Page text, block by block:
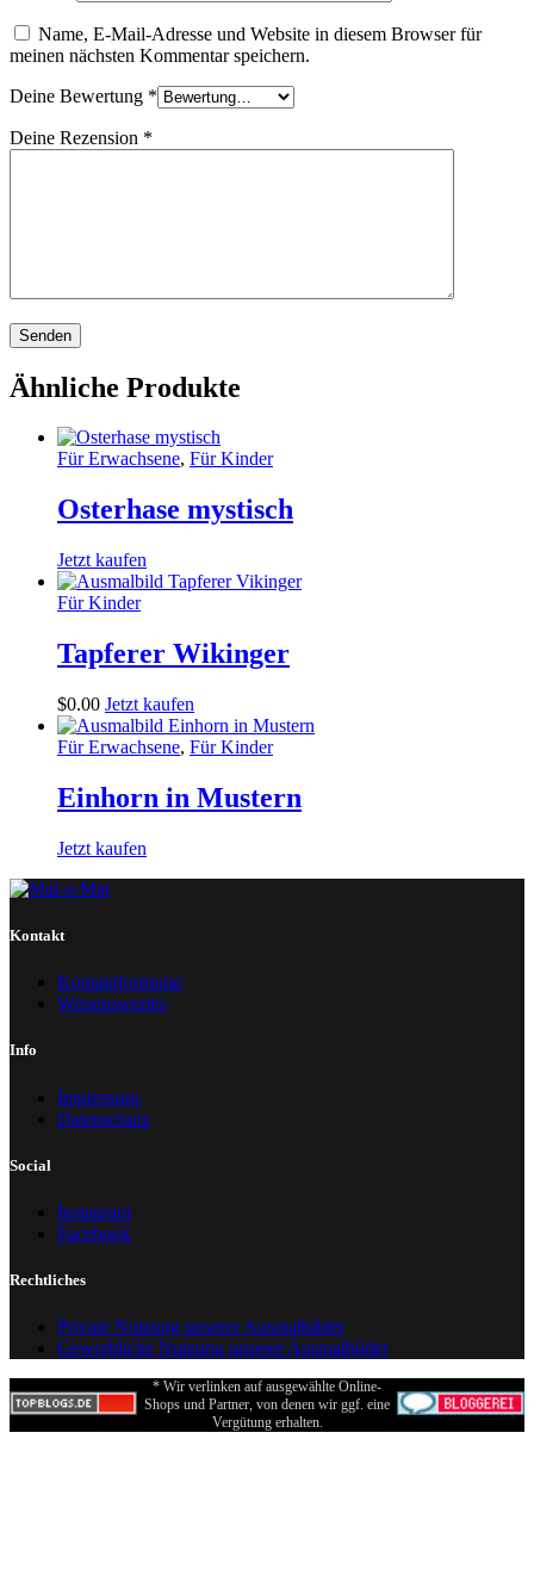
Name, E-Mail-Adresse und Website in diesem Browser für
meinen nächsten Kommentar speichern.
Deine Bewertung *
Deine Rezension *
Ähnliche Produkte
Für Erwachsene, Für Kinder
Osterhase mystisch
Jetzt kaufen
Für Kinder
Tapferer Wikinger
$0.00 Jetzt kaufen
Für Erwachsene, Für Kinder
Einhorn in Mustern
Jetzt kaufen
Kontakt
Kontaktformular
Wissenswertes
Info
Impressum
Datenschutz
Social
Instagram
Facebook
Rechtliches
Private Nutzung unserer Ausmalbilder
Gewerbliche Nutzung unserer Ausmalbilder
* Wir verlinken auf ausgewählte Online-
Shops und Partner, von denen wir ggf. eine
Vergütung erhalten.